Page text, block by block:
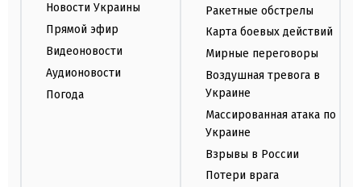
Новости Украины
Прямой эфир
Видеоновости
Аудионовости
Погода
Ракетные обстрелы
Карта боевых действий
Мирные переговоры
Воздушная тревога в
Украине
Массированная атака по
Украине
Взрывы в России
Потери врага